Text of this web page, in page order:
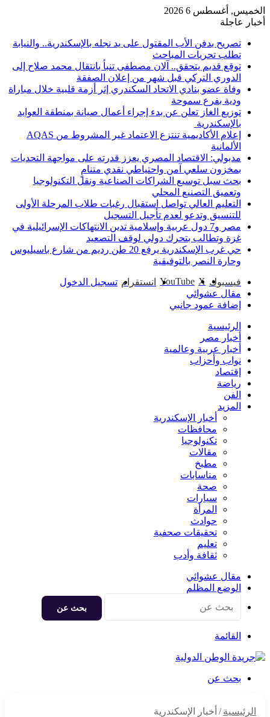
الخميس, أغسطس 6 2026
أخبار عاجلة
تصريح بدفن الأب المقتول على يد نجله بالإسكندرية.. والنيابة
تطلب تحريات المباحث
توقع قديم يتحقق.. آلان مصطفى تنبأ بانتقال محمد صلاح إلى
الدوري التركي قبل شهر من إعلان الصفقة
وفاة عضو بنادي الاتحاد السكندري إثر أزمة قلبية خلال مباراة
ودية بفرع سموحة
توزيع الغاز تعلن عن بدء إجراء أعمال صيانة بمنطقة العوايد
بالإسكندرية
إعلام الأكاديمية تنتزع الاعتماد غير المشروط من AQAS
الألمانية
مدبولي: الاقتصاد المصري يعزز قدرته على مواجهة التحديات
بمخزون سلعي آمن واحتياطي نقدي متنامٍ
بحث سبل توسيع الشراكات الصناعية ونقل التكنولوجيا
وتعميق التصنيع المحلي
التعليم العالي تواصل استقبال رغبات طلاب المرحلة الأولى
للتنسيق وتدعو لعدم تأجيل التسجيل
مصر و7 دول عربية وإسلامية تدين الانتهاكات الإسرائيلية في
غزة وتطالب بتحرك دولي لوقف التصعيد
حي غرب الإسكندرية يرفع 20 طن رديم من شارع باسيليوس
وحارة النصر بالتوفيقية
فيسبوك ‫X
‫YouTube انستقرام تسجيل الدخول
مقال عشوائي
إضافة عمود جانبي
الرئيسية
أخبار مصر
أخبار عربية وعالمية
نواب وأحزاب
إقتصاد
رياضة
الفن
المزيد
أخبار الإسكندرية
محافظات
تكنولوجيا
مقالات
مطبخ
مناسابات
صحة
سيارات
المرأة
حوادث
تحقيقات صحفية
تعليم
ثقافة وأدب
مقال عشوائي
الوضع المظلم
بحث عن
القائمة
بحث عن
الرئيسية / أخبار الإسكندرية